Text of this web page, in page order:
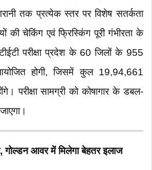
तक प्रत्येक स्तर पर विशेष सतर्कता
की चेकिंग एवं फ्रिस्किंग पूरी गंभीरता के
परीक्षा प्रदेश के 60 जिलों के 955
होगी, जिसमें कुल 19,94,661
होंगे। परीक्षा सामग्री को कोषागार के डबल-
गोल्डन आवर में मिलेगा बेहतर इलाज